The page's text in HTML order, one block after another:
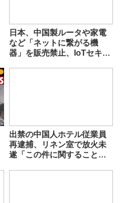
日本、中国製ルータや家電
など「ネットに繋がる機
器」を販売禁止、IoTセキュ
出禁の中国人ホテル従業員
再逮捕、リネン室で放火未
遂「この件に関することは